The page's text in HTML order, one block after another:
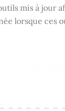
mis à jour
lorsque ces